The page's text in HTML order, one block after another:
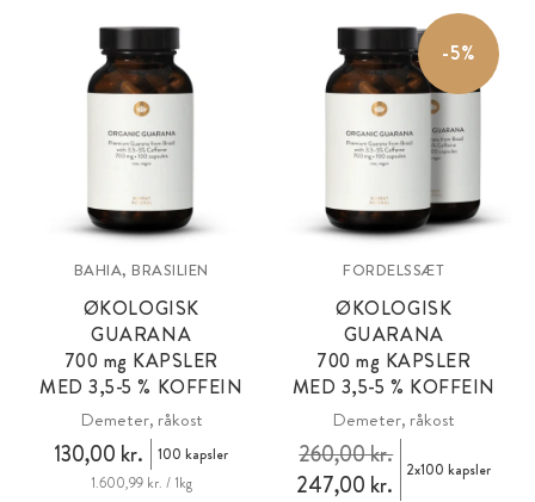
BAHIA, BRASILIEN
ØKOLOGISK
GUARANA
700 mg KAPSLER
MED 3,5-5 % KOFFEIN
Demeter, råkost
130,00 kr.
100 kapsler
1.600,99 kr. / 1kg
-5%
FORDELSSÆT
ØKOLOGISK
GUARANA
700 mg KAPSLER
MED 3,5-5 % KOFFEIN
Demeter, råkost
247,00 kr.
260,00 kr. 2x100 kapsler